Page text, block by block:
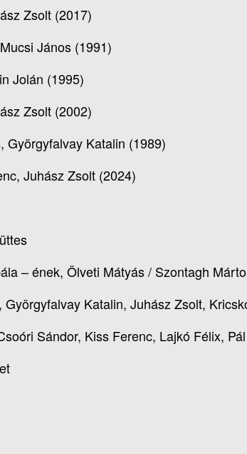
Zsolt (2017)
János (1991)
Jolán (1995)
Zsolt (2002)
Györgyfalvay Katalin (1989)
Juhász Zsolt (2024)
– ének, Ölveti Mátyás / Szontagh
Katalin, Juhász Zsolt,
Sándor, Kiss Ferenc, Lajkó Félix,